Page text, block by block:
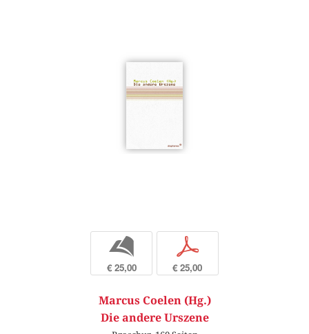
b
€ 25,00
p
€ 25,00
Marcus Coelen (Hg.)
Die andere Urszene